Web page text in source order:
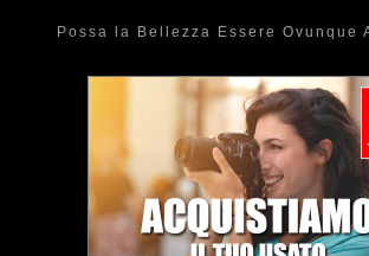
Possa la Bellezza Essere Ovunque